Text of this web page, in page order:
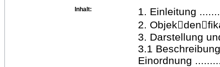
Inhalt:
1. Einleitung
2.
3. Darstellung
3.1
Einordnung